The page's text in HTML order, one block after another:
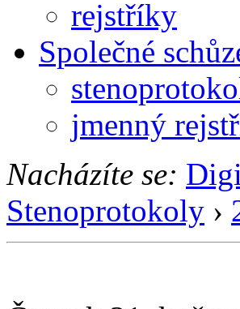
rejstříky
Společné
jmenný
Nacházíte se:
Stenoprotokoly ›